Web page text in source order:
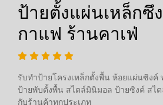
ป้ายตั้งแผ่นเหล็กซึ
กาแฟ ร้านคาเฟ่
รับทำป้ายโครงเหล็กตั้งพื้น ห้อยแผ่นซิงค์
ป้ายพับตั้งพื้น สไตล์มินิมอล ป้ายซิงค์ สไต
กับร้านค้าทุกประเภท